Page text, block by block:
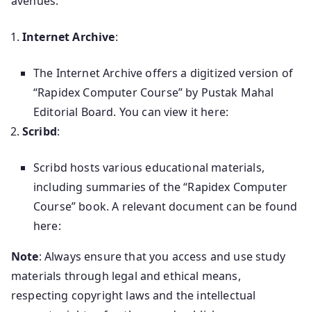
Internet Archive:
The Internet Archive offers a digitized version of
“Rapidex Computer Course” by Pustak Mahal
Editorial Board. You can view it here:
Scribd:
Scribd hosts various educational materials,
including summaries of the “Rapidex Computer
Course” book. A relevant document can be found
here:
Note: Always ensure that you access and use study
materials through legal and ethical means,
respecting copyright laws and the intellectual